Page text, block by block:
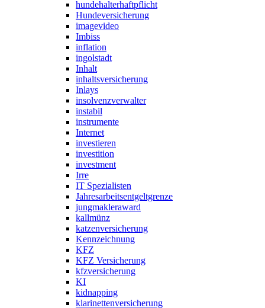
hundehalterhaftpflicht
Hundeversicherung
imagevideo
Imbiss
inflation
ingolstadt
Inhalt
inhaltsversicherung
Inlays
insolvenzverwalter
instabil
instrumente
Internet
investieren
investition
investment
Irre
IT Spezialisten
Jahresarbeitsentgeltgrenze
jungmakleraward
kallmünz
katzenversicherung
Kennzeichnung
KFZ
KFZ Versicherung
kfzversicherung
KI
kidnapping
klarinettenversicherung